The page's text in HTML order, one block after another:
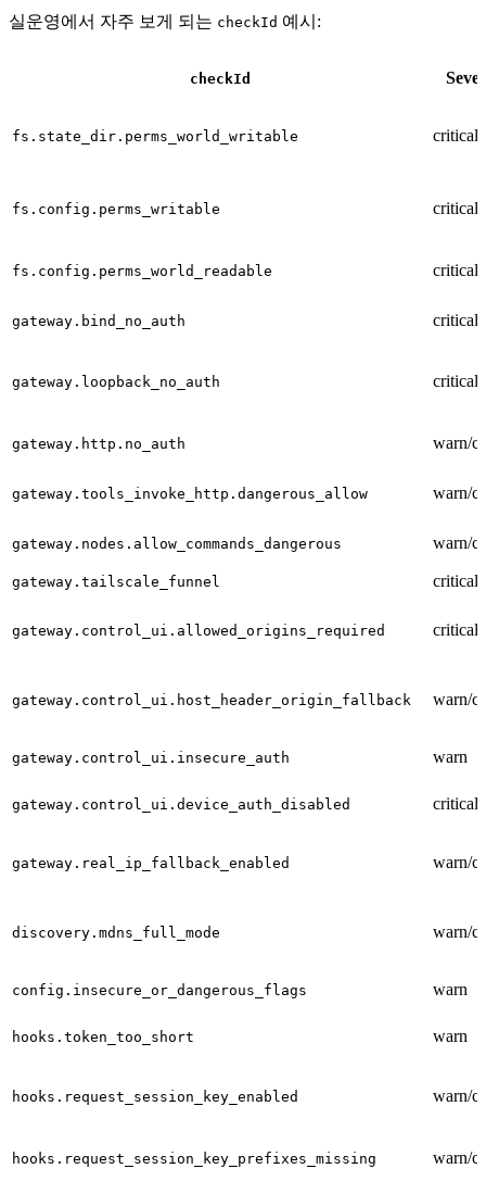
실운영에서 자주 보게 되는 checkId 예시:
checkId
fs.state_dir.perms_world_writable critical
fs.config.perms_writable critical
fs.config.perms_world_readable critical
gateway.bind_no_auth critical
gateway.loopback_no_auth critical
gateway.http.no_auth warn/
gateway.tools_invoke_http.dangerous_allow warn/
gateway.nodes.allow_commands_dangerous warn/
gateway.tailscale_funnel critical
gateway.control_ui.allowed_origins_required critical
gateway.control_ui.host_header_origin_fallback warn/
gateway.control_ui.insecure_auth warn
gateway.control_ui.device_auth_disabled critical
gateway.real_ip_fallback_enabled warn/
discovery.mdns_full_mode warn/
config.insecure_or_dangerous_flags warn
hooks.token_too_short warn
hooks.request_session_key_enabled warn/
hooks.request_session_key_prefixes_missing warn/